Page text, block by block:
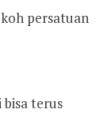
persatuan
terus